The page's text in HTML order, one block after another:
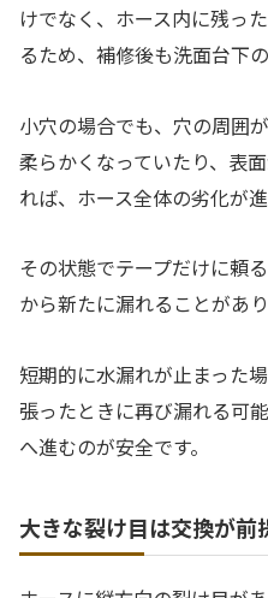
けでなく、ホース内に残っ
るため、補修後も洗面台下
小穴の場合でも、穴の周囲
柔らかくなっていたり、表
れば、ホース全体の劣化が進
その状態でテープだけに頼
から新たに漏れることがあり
短期的に水漏れが止まった
張ったときに再び漏れる可
へ進むのが安全です。
大きな裂け目は交換が前